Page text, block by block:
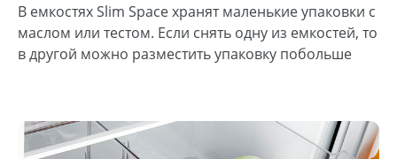
В емкостях Slim Space хранят маленькие упаковки с
маслом или тестом. Если снять одну из емкостей, то
в другой можно разместить упаковку побольше